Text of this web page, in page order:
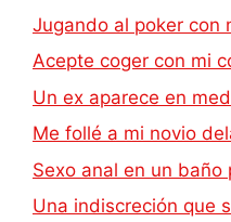
Jugando al poker con
Acepte coger con mi
Un ex aparece en
Me follé a mi novio
Sexo anal en un baño
Una indiscreción que